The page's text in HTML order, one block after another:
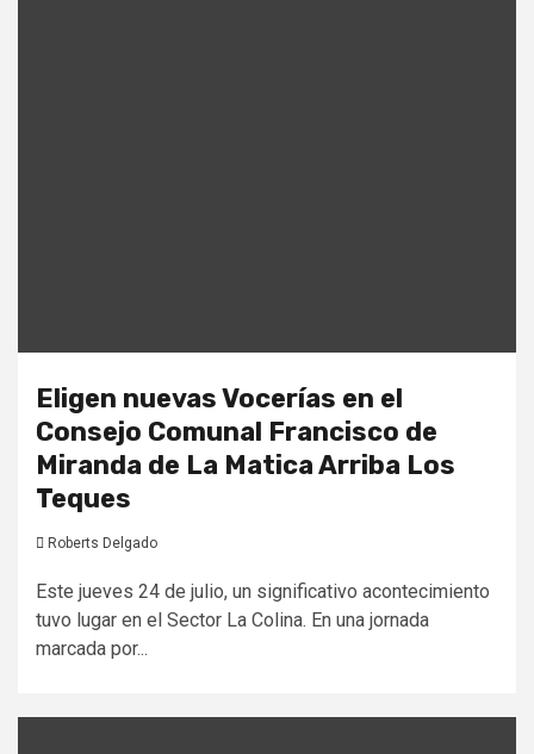
Eligen nuevas Vocerías en el
Consejo Comunal Francisco de
Miranda de La Matica Arriba Los
Teques
Roberts Delgado
Este jueves 24 de julio, un significativo acontecimiento
tuvo lugar en el Sector La Colina. En una jornada
marcada por...